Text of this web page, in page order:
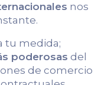
nos
tu medida;
poderosas del
de comercio